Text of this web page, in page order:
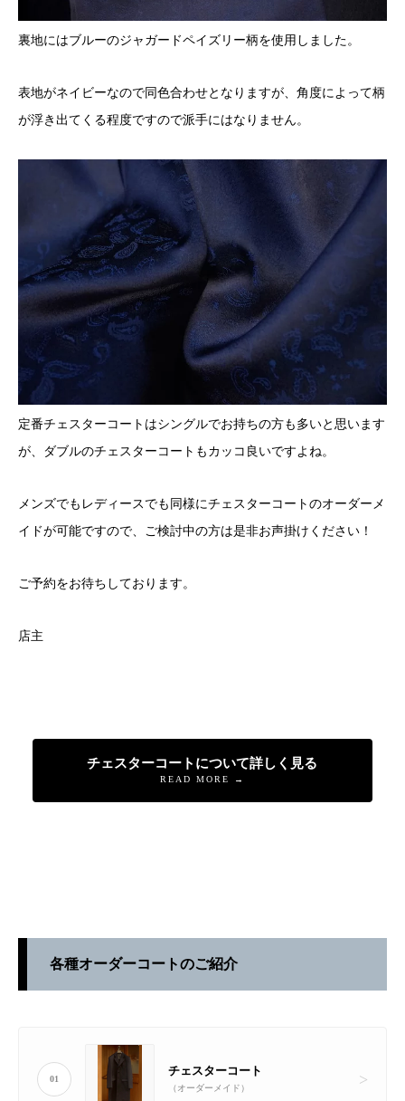
裏地にはブルーのジャガードペイズリー柄を使用しました。
表地がネイビーなので同色合わせとなりますが、角度によって柄
が浮き出てくる程度ですので派手にはなりません。
定番チェスターコートはシングルでお持ちの方も多いと思います
が、ダブルのチェスターコートもカッコ良いですよね。
メンズでもレディースでも同様にチェスターコートのオーダーメ
イドが可能ですので、ご検討中の方は是非お声掛けください！
ご予約をお待ちしております。
店主
チェスターコートについて詳しく見る
READ MORE →
各種オーダーコートのご紹介
01
チェスターコート
（オーダーメイド）